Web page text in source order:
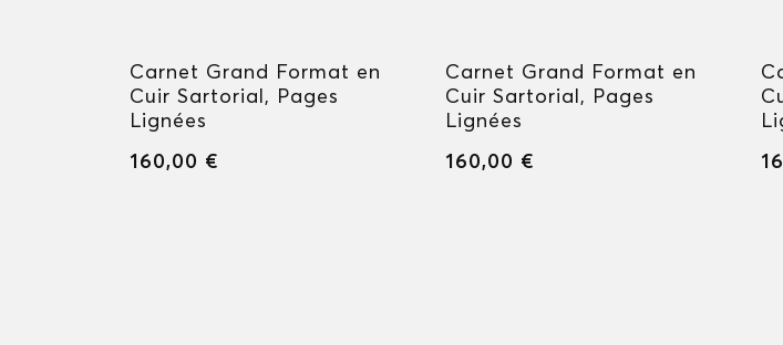
Carnet Grand Format en
Cuir Sartorial, Pages
Lignées
160,00 €
Carnet Grand Format en
Cuir Sartorial, Pages
Lignées
160,00 €